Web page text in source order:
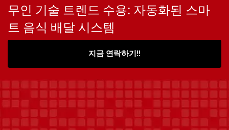
무인 기술 트렌드 수용: 자동화된 스마
트 음식 배달 시스템
지금 연락하기!!